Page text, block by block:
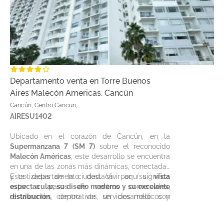
Departamento venta en Torre Buenos
Aires Malecón Americas, Cancún
Cancún, Centro Cancun,
AIRESU1402
Ubicado en el corazón de Cancún, en la
Supermanzana 7 (SM 7) sobre el reconocido
Malecón Américas , este desarrollo se encuentra
en una de las zonas más dinámicas, conectadas
y cotizadas de la ciudad. Vivir aquí significa
estar a pasos de centros comerciales,
restaurantes, corporativos, servicios médicos y
Este departamento destaca por suvista
espectacular, su diseño moderno y su excelente
distribución, dentro de un desarrollo con